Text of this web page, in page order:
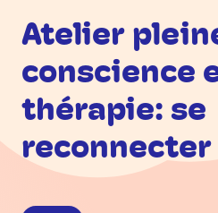
Atelier
conscience
thérapie: se
reconnecter